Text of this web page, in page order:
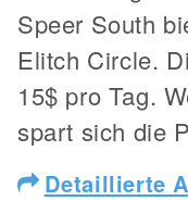
Speer South
Elitch Circle.
15$ pro Tag.
spart sich die
Detaillierte